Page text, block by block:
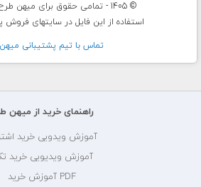
© 1405 - تمامی حقوق برای میهن طرح محفوظ است.
استفاده از این فایل در سایتهای فروش
تماس با تيم پشتيبانی
راهنمای خرید از میهن
آموزش ویدویی خرید
آموزش ویدیویی خرید
PDF آموزش خرید